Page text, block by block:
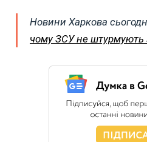
Новини Харкова
чому ЗСУ не штурмують